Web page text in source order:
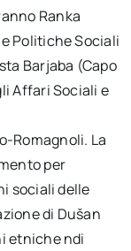
Ranka
Politiche Sociali
Barjaba (Capo
Affari Sociali e
Romagnoli. La
per
sociali delle
di Dušan
etniche ndi